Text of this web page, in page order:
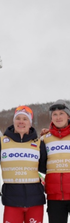
Вячеславовна
область